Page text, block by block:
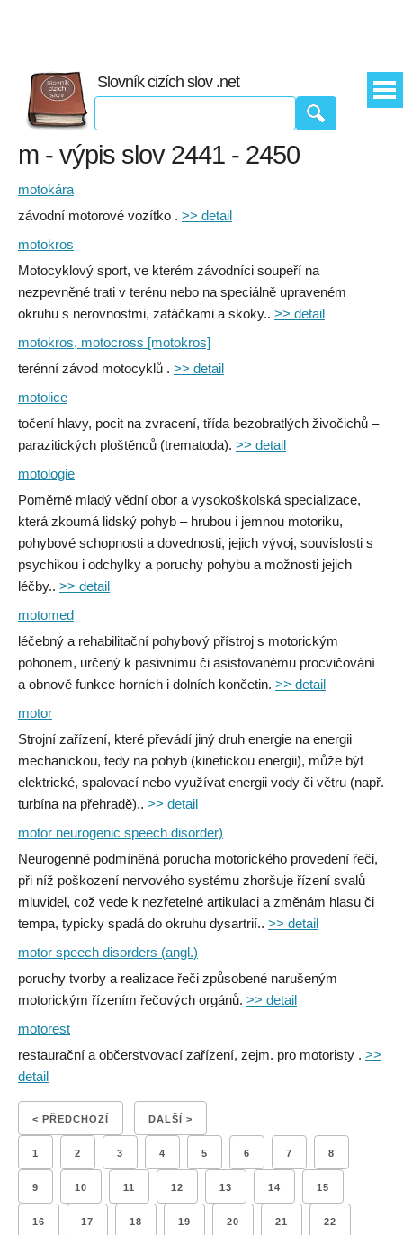
Slovník cizích slov .net
m - výpis slov 2441 - 2450
motokára
závodní motorové vozítko . >> detail
motokros
Motocyklový sport, ve kterém závodníci soupeří na
nezpevněné trati v terénu nebo na speciálně upraveném
okruhu s nerovnostmi, zatáčkami a skoky.. >> detail
motokros, motocross [motokros]
terénní závod motocyklů . >> detail
motolice
točení hlavy, pocit na zvracení, třída bezobratlých živočichů –
parazitických ploštěnců (trematoda). >> detail
motologie
Poměrně mladý vědní obor a vysokoškolská specializace,
která zkoumá lidský pohyb – hrubou i jemnou motoriku,
pohybové schopnosti a dovednosti, jejich vývoj, souvislosti s
psychikou i odchylky a poruchy pohybu a možnosti jejich
léčby.. >> detail
motomed
léčebný a rehabilitační pohybový přístroj s motorickým
pohonem, určený k pasivnímu či asistovanému procvičování
a obnově funkce horních i dolních končetin. >> detail
motor
Strojní zařízení, které převádí jiný druh energie na energii
mechanickou, tedy na pohyb (kinetickou energii), může být
elektrické, spalovací nebo využívat energii vody či větru (např.
turbína na přehradě).. >> detail
motor neurogenic speech disorder)
Neurogenně podmíněná porucha motorického provedení řeči,
při níž poškození nervového systému zhoršuje řízení svalů
mluvidel, což vede k nezřetelné artikulaci a změnám hlasu či
tempa, typicky spadá do okruhu dysartrií.. >> detail
motor speech disorders (angl.)
poruchy tvorby a realizace řeči způsobené narušeným
motorickým řízením řečových orgánů. >> detail
motorest
restaurační a občerstvovací zařízení, zejm. pro motoristy . >>
detail
< PŘEDCHOZÍ DALŠÍ >
1 2 3 4 5 6 7 8
9 10 11 12 13 14 15
16 17 18 19 20 21 22